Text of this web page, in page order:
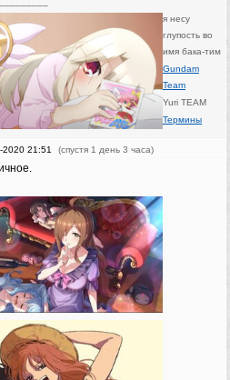
я несу
глупость во
имя бака-тим
Gundam
Team
Yuri TEAM
Термины
2020 21:51 (спустя 1 день 3 часа)